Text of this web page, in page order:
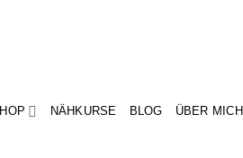
NÄHKURSE BLOG ÜBER MICH